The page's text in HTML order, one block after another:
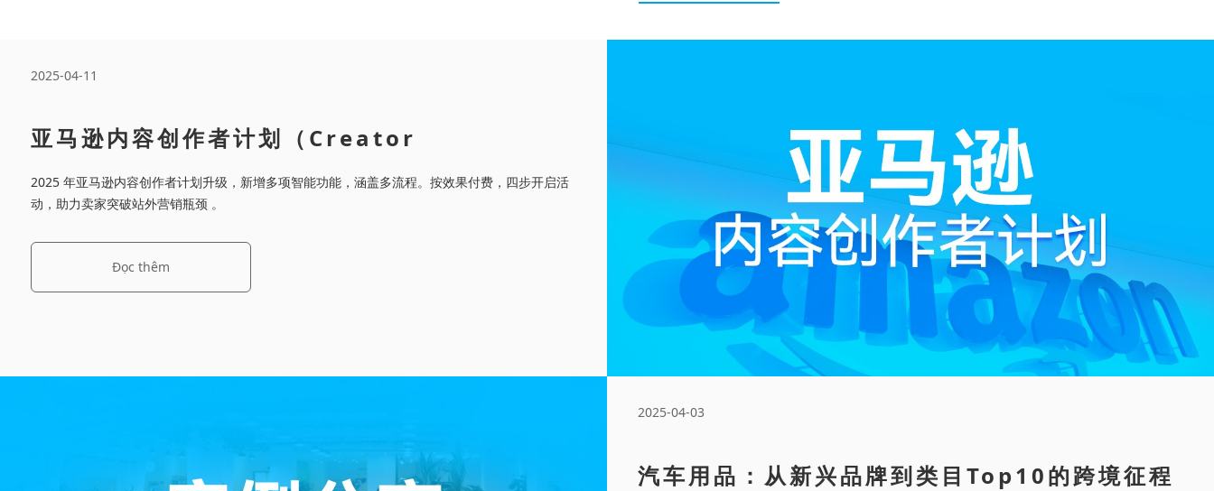
2025-04-11
亚马逊内容创作者计划（Creator
Connections）
2025 年亚马逊内容创作者计划升级，新增多项智能功能，涵盖多流程。按效果付费，四步开启活
动，助力卖家突破站外营销瓶颈 。
Đọc thêm
2025-04-03
汽车用品：从新兴品牌到类目Top10的跨境征程